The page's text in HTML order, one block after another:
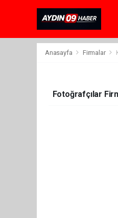
Anasayfa Firmalar
Fotoğrafçılar